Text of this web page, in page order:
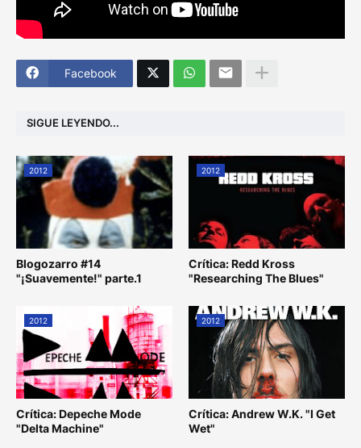
Facebook
SIGUE LEYENDO...
2012
Blogozarro #14
"¡Suavemente!" parte.1
2012
Crítica: Redd Kross
"Researching The Blues"
2012
Crítica: Depeche Mode
"Delta Machine"
2012
Crítica: Andrew W.K. "I Get
Wet"